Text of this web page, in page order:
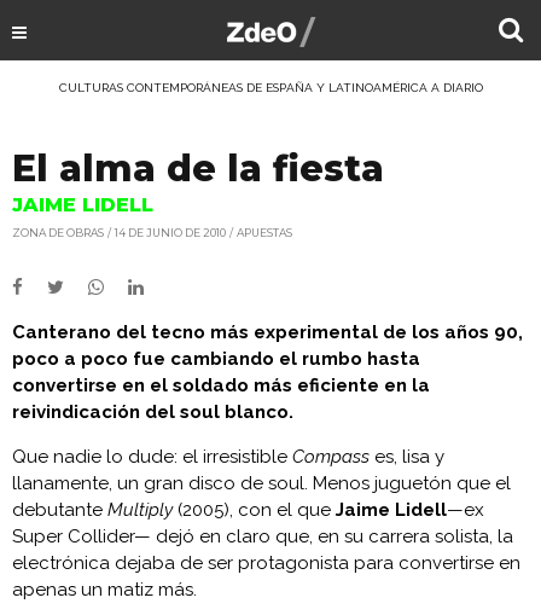
CULTURAS CONTEMPORÁNEAS DE ESPAÑA Y LATINOAMÉRICA A DIARIO
El alma de la fiesta
JAIME LIDELL
ZONA DE OBRAS 14 DE JUNIO DE 2010 APUESTAS
Canterano del tecno más experimental de los años 90,
poco a poco fue cambiando el rumbo hasta
convertirse en el soldado más eficiente en la
reivindicación del soul blanco.
Que nadie lo dude: el irresistible Compass es, lisa y
llanamente, un gran disco de soul. Menos juguetón que el
debutante Multiply(2005), con el que Jaime Lidell—ex
Super Collider— dejó en claro que, en su carrera solista, la
electrónica dejaba de ser protagonista para convertirse en
apenas un matiz más.